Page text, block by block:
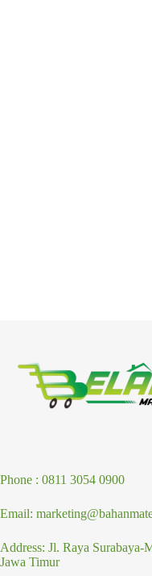
Phone : 0811 3054 0900
Email:
Address: Jl. Raya Surabaya-
Jawa Timur